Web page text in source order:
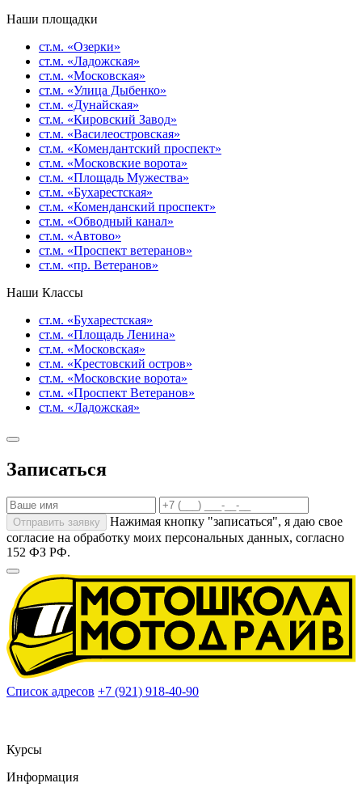
Наши площадки
ст.м. «Озерки»
ст.м. «Ладожская»
ст.м. «Московская»
ст.м. «Улица Дыбенко»
ст.м. «Дунайская»
ст.м. «Кировский Завод»
ст.м. «Василеостровская»
ст.м. «Комендантский проспект»
ст.м. «Московские ворота»
ст.м. «Площадь Мужества»
ст.м. «Бухарестская»
ст.м. «Коменданский проспект»
ст.м. «Обводный канал»
ст.м. «Автово»
ст.м. «Проспект ветеранов»
ст.м. «пр. Ветеранов»
Наши Классы
ст.м. «Бухарестская»
ст.м. «Площадь Ленина»
ст.м. «Московская»
ст.м. «Крестовский остров»
ст.м. «Московские ворота»
ст.м. «Проспект Ветеранов»
ст.м. «Ладожская»
Записаться
Отправить заявку
Нажимая кнопку "записаться", я даю свое
согласие на обработку моих персональных данных, согласно
152 ФЗ РФ.
Список адресов +7 (921) 918-40-90
Курсы
Информация